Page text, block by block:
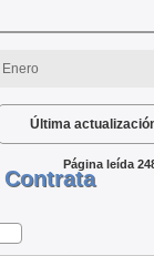
Última
Página leída